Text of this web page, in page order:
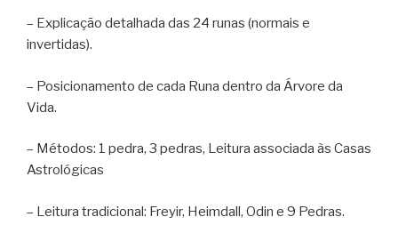
– Explicação detalhada das 24 runas (normais e
invertidas).
– Posicionamento de cada Runa dentro da Árvore da
Vida.
– Métodos: 1 pedra, 3 pedras, Leitura associada às Casas
Astrológicas
– Leitura tradicional: Freyir, Heimdall, Odin e 9 Pedras.